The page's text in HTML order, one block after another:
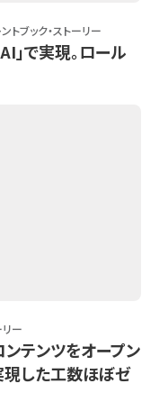
トブック・ストーリー
」で実現。ロール
リー
ンテンツをオープン
現した工数ほぼゼ